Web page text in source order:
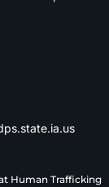
Human Trafficking